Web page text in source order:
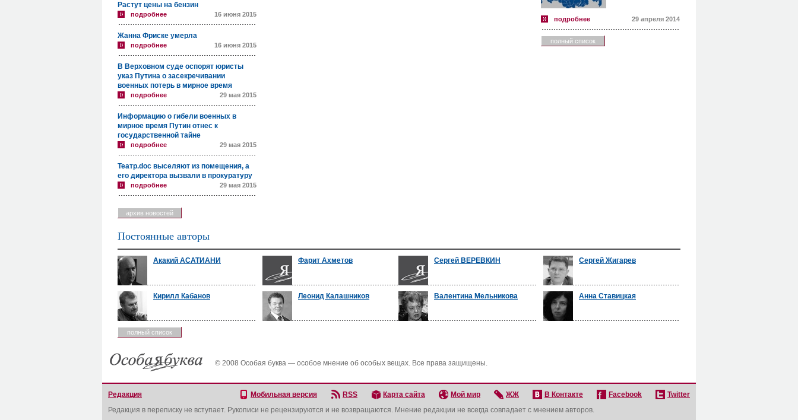
Растут цены на бензин
подробнее 16 июня 2015
Жанна Фриске умерла
подробнее 16 июня 2015
В Верховном суде оспорят юристы
указ Путина о засекречивании
военных потерь в мирное время
подробнее 29 мая 2015
Информацию о гибели военных в
мирное время Путин отнес к
государственной тайне
подробнее 29 мая 2015
Театр.doc выселяют из помещения, а
его директора вызвали в прокуратуру
подробнее 29 мая 2015
архив новостей
подробнее 29 апреля 2014
полный список
Постоянные авторы
Акакий АСАТИАНИ Фарит Ахметов Сергей ВЕРЕВКИН Сергей Жигарев
Кирилл Кабанов Леонид Калашников Валентина Мельникова Анна Ставицкая
полный список
© 2008 Особая буква — особое мнение об особых вещах. Все права защищены.
Редакция Мобильная версия RSS Карта сайта Мой мир ЖЖ В Контакте Facebook
Twitter
Редакция в переписку не вступает. Рукописи не рецензируются и не возвращаются. Мнение редакции не всегда совпадает с мнением авторов.